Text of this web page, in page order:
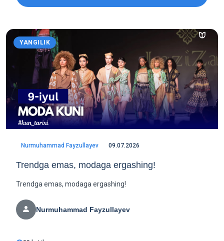
YANGILIK
Nurmuhammad Fayzullayev 09.07.2026
Trendga emas, modaga ergashing!
Trendga emas, modaga ergashing!
Nurmuhammad Fayzullayev